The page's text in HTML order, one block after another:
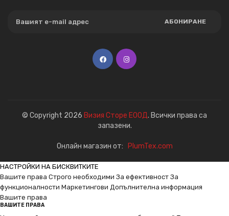
АБОНИРАНЕ
© Copyright 2026 Визия Сторе ЕООД. Всички права са
запазени.
Онлайн магазин от: PlumTex.com
НАСТРОЙКИ НА БИСКВИТКИТЕ
Вашите права Строго необходими За ефективност За
функционалности Маркетингови Допълнителна информация
Вашите права
ВАШИТЕ ПРАВА